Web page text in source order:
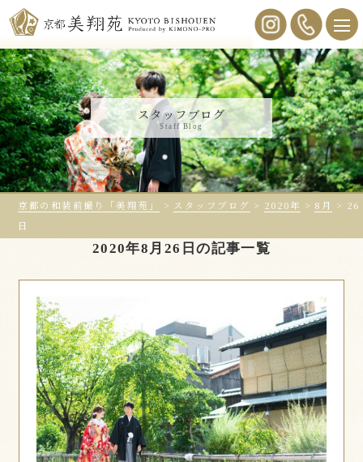
スタッフブログ
Staff Blog
京都の和装前撮り「美翔苑」 > スタッフブログ > 2020年 > 8月 > 26
日
2020年8月26日の記事一覧